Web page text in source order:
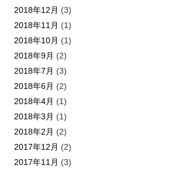
2018年12月 (3)
2018年11月 (1)
2018年10月 (1)
2018年9月 (2)
2018年7月 (3)
2018年6月 (2)
2018年4月 (1)
2018年3月 (1)
2018年2月 (2)
2017年12月 (2)
2017年11月 (3)